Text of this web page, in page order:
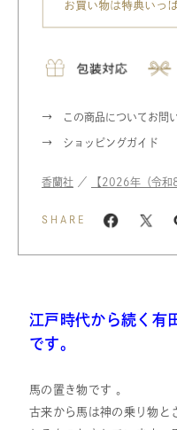
この商品についてお問
ショッピングガイド
香蘭社 ／ 【2026年（令和
SHARE
江戸時代から続く有
です。
馬の置き物です 。
古来から馬は神の乗り物と